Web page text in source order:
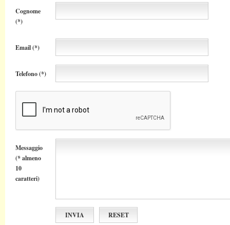
Cognome
(*)
Email (*)
Telefono (*)
Messaggio
(* almeno
10
caratteri)